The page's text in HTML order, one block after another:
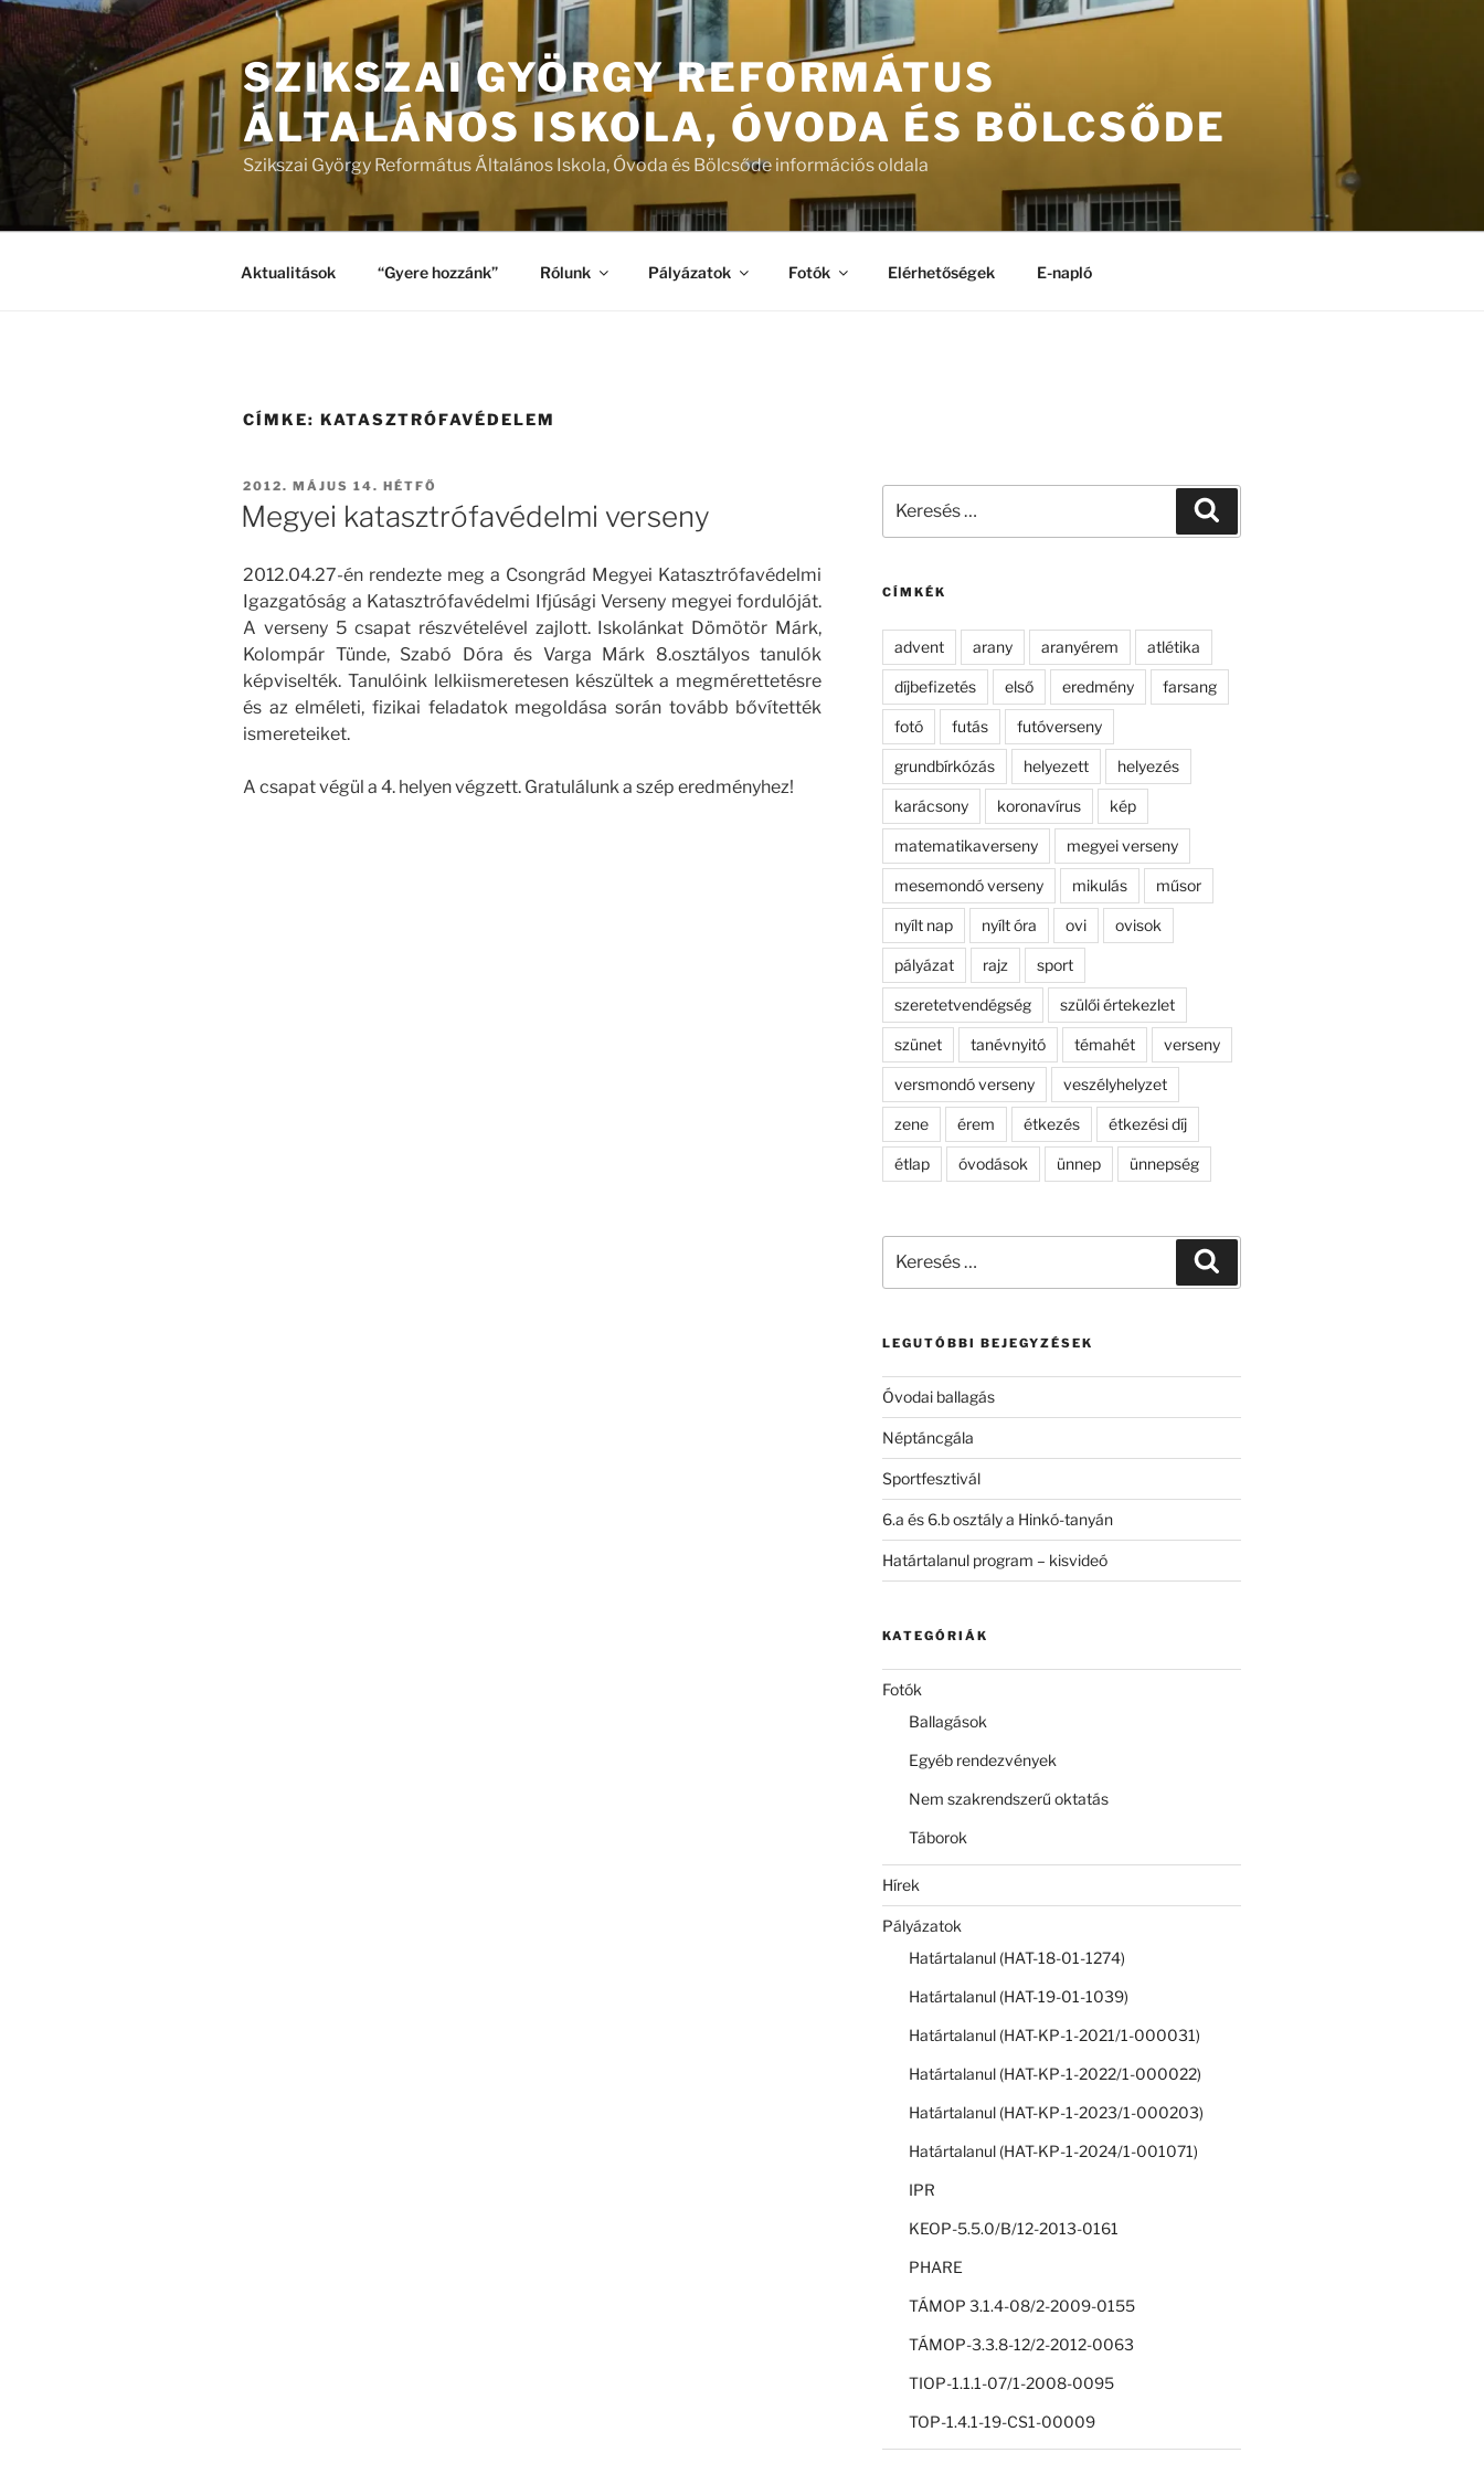
Tartalomhoz
SZIKSZAI GYÖRGY REFORMÁTUS
ÁLTALÁNOS ISKOLA, ÓVODA ÉS BÖLCSŐDE
Szikszai György Református Általános Iskola, Óvoda és Bölcsőde információs oldala
Aktualitások “Gyere hozzánk” Rólunk Pályázatok Fotók Elérhetőségek E-napló
CÍMKE: KATASZTRÓFAVÉDELEM
BEKÜLDVE:
2012. MÁJUS 14. HÉTFŐ
Megyei katasztrófavédelmi verseny
2012.04.27-én rendezte meg a Csongrád Megyei Katasztrófavédelmi
Igazgatóság a Katasztrófavédelmi Ifjúsági Verseny megyei fordulóját.
A verseny 5 csapat részvételével zajlott. Iskolánkat Dömötör Márk,
Kolompár Tünde, Szabó Dóra és Varga Márk 8.osztályos tanulók
képviselték. Tanulóink lelkiismeretesen készültek a megmérettetésre
és az elméleti, fizikai feladatok megoldása során tovább bővítették
ismereteiket.
A csapat végül a 4. helyen végzett. Gratulálunk a szép eredményhez!
következő
CÍMKÉK
advent arany aranyérem atlétika
díjbefizetés első eredmény farsang
fotó futás futóverseny
grundbírkózás helyezett helyezés
karácsony koronavírus kép
matematikaverseny megyei verseny
mesemondó verseny mikulás műsor
nyílt nap nyílt óra ovi ovisok
pályázat rajz sport
szeretetvendégség szülői értekezlet
szünet tanévnyitó témahét verseny
versmondó verseny veszélyhelyzet
zene érem étkezés étkezési díj
étlap óvodások ünnep ünnepség
következő
LEGUTÓBBI BEJEGYZÉSEK
Óvodai ballagás
Néptáncgála
Sportfesztivál
6.a és 6.b osztály a Hinkó-tanyán
Határtalanul program – kisvideó
KATEGÓRIÁK
Fotók
Ballagások
Egyéb rendezvények
Nem szakrendszerű oktatás
Táborok
Hírek
Pályázatok
Határtalanul (HAT-18-01-1274)
Határtalanul (HAT-19-01-1039)
Határtalanul (HAT-KP-1-2021/1-000031)
Határtalanul (HAT-KP-1-2022/1-000022)
Határtalanul (HAT-KP-1-2023/1-000203)
Határtalanul (HAT-KP-1-2024/1-001071)
IPR
KEOP-5.5.0/B/12-2013-0161
PHARE
TÁMOP 3.1.4-08/2-2009-0155
TÁMOP-3.3.8-12/2-2012-0063
TIOP-1.1.1-07/1-2008-0095
TOP-1.4.1-19-CS1-00009